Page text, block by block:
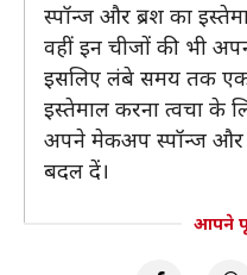
स्पॉन्ज और ब्रश का
वहीं इन चीजों की भी
इसलिए लंबे समय तक एक
इस्तेमाल करना त्वचा के
अपने मेकअप स्पॉन्ज और
बदल दें।
आपने